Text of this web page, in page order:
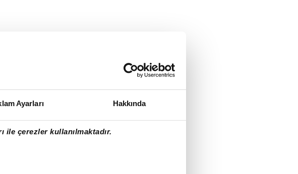
Ayarları Hakkında
çerezler kullanılmaktadır.